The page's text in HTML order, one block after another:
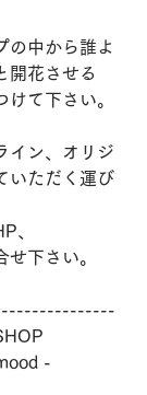
の中から誰よ
開花させる
て下さい。
イン、オリジ
いただく運び
、
下さい。
-